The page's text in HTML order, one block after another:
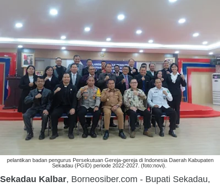
pelantikan badan pengurus Persekutuan Gereja-gereja di Indonesia Daerah Kabupaten
Sekadau (PGID) periode 2022-2027. (foto:novi).
Sekadau Kalbar, Borneosiber.com - Bupati Sekadau,